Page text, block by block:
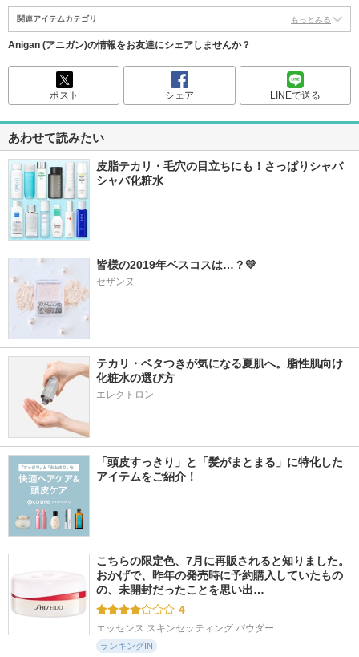
関連アイテムカテゴリ もっとみる
Anigan (アニガン)の情報をお友達にシェアしませんか？
ポスト シェア LINEで送る
あわせて読みたい
皮脂テカリ・毛穴の目立ちにも！さっぱりシャバ
シャバ化粧水
皆様の2019年ベスコスは…？💛
セザンヌ
テカリ・ベタつきが気になる夏肌へ。脂性肌向け
化粧水の選び方
エレクトロン
「頭皮すっきり」と「髪がまとまる」に特化した
アイテムをご紹介！
こちらの限定色、7月に再販されると知りました。
おかげで、昨年の発売時に予約購入していたもの
の、未開封だったことを思い出…
4
エッセンス スキンセッティング パウダー
ランキングIN